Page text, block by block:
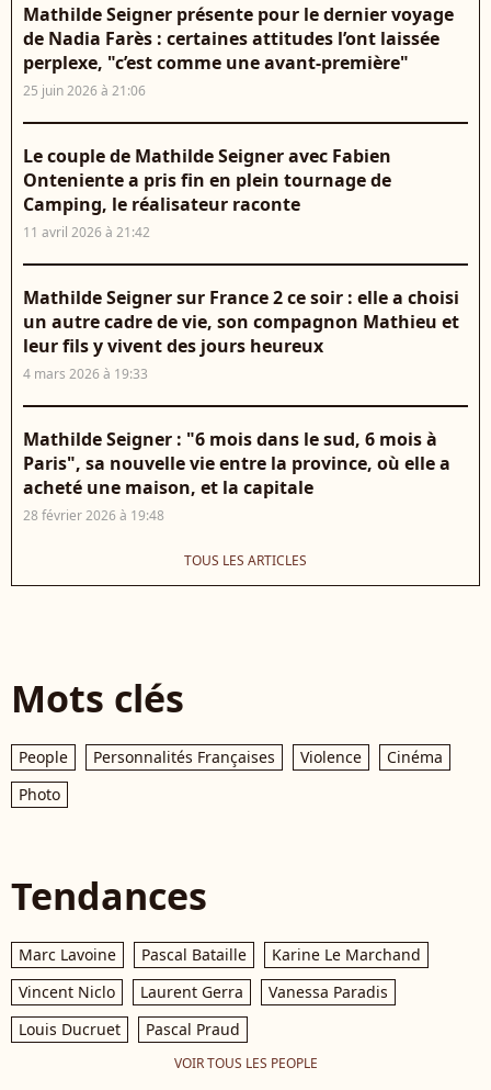
Mathilde Seigner présente pour le dernier voyage
de Nadia Farès : certaines attitudes l’ont laissée
perplexe, "c’est comme une avant-première"
25 juin 2026 à 21:06
Le couple de Mathilde Seigner avec Fabien
Onteniente a pris fin en plein tournage de
Camping, le réalisateur raconte
11 avril 2026 à 21:42
Mathilde Seigner sur France 2 ce soir : elle a choisi
un autre cadre de vie, son compagnon Mathieu et
leur fils y vivent des jours heureux
4 mars 2026 à 19:33
Mathilde Seigner : "6 mois dans le sud, 6 mois à
Paris", sa nouvelle vie entre la province, où elle a
acheté une maison, et la capitale
28 février 2026 à 19:48
TOUS LES ARTICLES
Mots clés
People Personnalités Françaises Violence
Cinéma
Photo
Tendances
Marc Lavoine Pascal Bataille
Karine Le Marchand
Vincent Niclo
Laurent Gerra
Vanessa Paradis
Louis Ducruet
Pascal Praud
VOIR TOUS LES PEOPLE